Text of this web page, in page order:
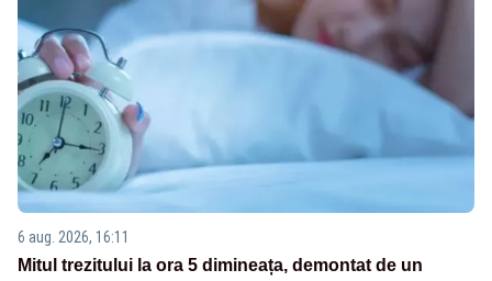
6 aug. 2026, 16:11
Mitul trezitului la ora 5 dimineața, demontat de un